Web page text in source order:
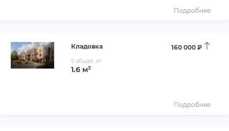
Подробнее
Кладовка 160 000 ₽
S общая, м²
1.6 м²
Подробнее